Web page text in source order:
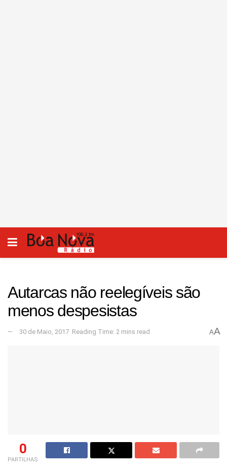
Autarcas não reelegíveis são
menos despesistas
30 de Maio, 2017 Reading Time: 2 mins read AA
0
PARTILHAS